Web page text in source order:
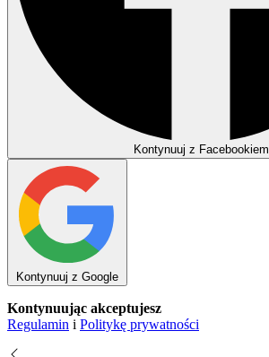
Kontynuuj z Facebookiem
Kontynuuj z Google
Kontynuując akceptujesz
Regulamin i Politykę prywatności